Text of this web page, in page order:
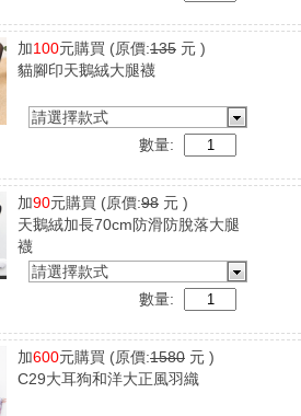
加100元購買 (原價:135 元 )
貓腳印天鵝絨大腿襪
請選擇款式
數量:
加90元購買 (原價:98 元 )
天鵝絨加長70cm防滑防脫落大腿
襪
請選擇款式
數量:
加600元購買 (原價:1580 元 )
C29大耳狗和洋大正風羽織